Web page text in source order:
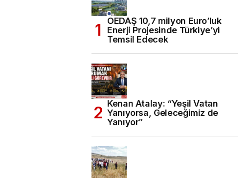
OEDAŞ 10,7 milyon Euro’luk
Enerji Projesinde Türkiye’yi
Temsil Edecek
Kenan Atalay: “Yeşil Vatan
Yanıyorsa, Geleceğimiz de
Yanıyor”